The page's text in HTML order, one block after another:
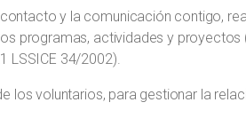
y la comunicación contigo,
programas, actividades y
LSSICE 34/2002).
los voluntarios, para gestionar la